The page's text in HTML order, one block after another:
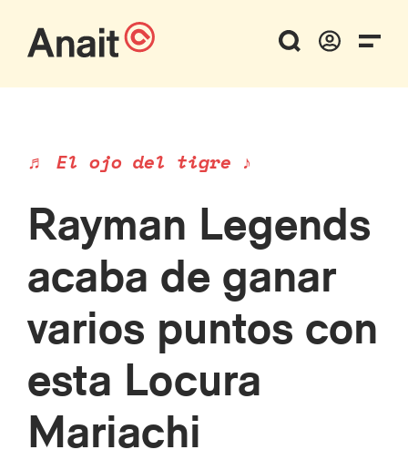
♬ El ojo del tigre ♪
Rayman Legends
acaba de ganar
varios puntos con
esta Locura
Mariachi